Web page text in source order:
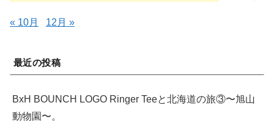
« 10月 12月 »
最近の投稿
BxH BOUNCH LOGO Ringer Teeと北海道の旅③〜旭山
動物園〜。